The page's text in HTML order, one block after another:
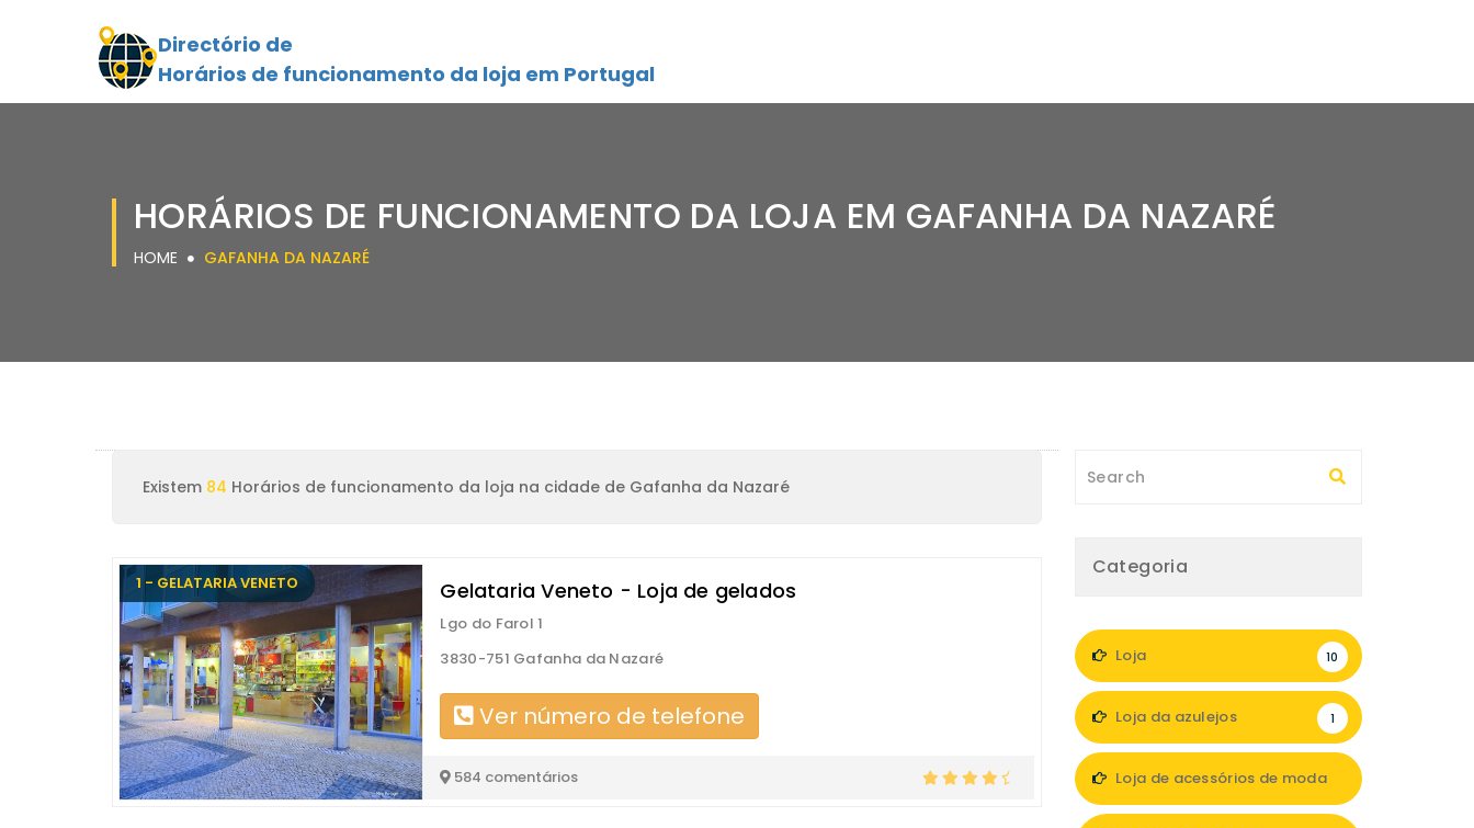
Directório de
Horários de funcionamento da loja em Portugal
HORÁRIOS DE FUNCIONAMENTO DA LOJA EM GAFANHA DA NAZARÉ
HOME GAFANHA DA NAZARÉ
Existem 84 Horários de funcionamento da loja na cidade de Gafanha da Nazaré
1 - GELATARIA VENETO Gelataria Veneto - Loja de gelados
Lgo do Farol 1
3830-751 Gafanha da Nazaré
Ver número de telefone
584 comentários
Categoria
Loja 10
Loja da azulejos 1
Loja de acessórios de moda